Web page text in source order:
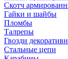
Скотч
Гайки и шайбы
Пломбы
Талрепы
Гвозди
Стальные цепи